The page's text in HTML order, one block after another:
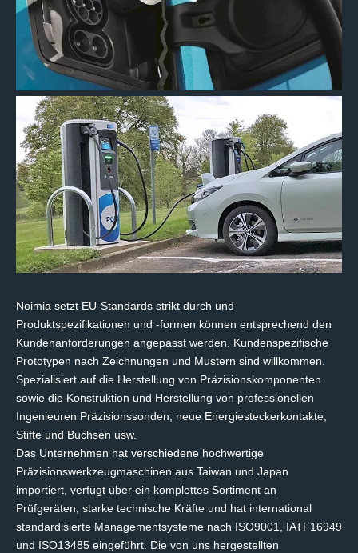
Noimia setzt EU-Standards strikt durch und
Produktspezifikationen und -formen können entsprechend den
Kundenanforderungen angepasst werden. Kundenspezifische
Prototypen nach Zeichnungen und Mustern sind willkommen.
Spezialisiert auf die Herstellung von Präzisionskomponenten
sowie die Konstruktion und Herstellung von professionellen
Ingenieuren Präzisionssonden, neue Energiesteckerkontakte,
Stifte und Buchsen usw.
Das Unternehmen hat verschiedene hochwertige
Präzisionswerkzeugmaschinen aus Taiwan und Japan
importiert, verfügt über ein komplettes Sortiment an
Prüfgeräten, starke technische Kräfte und hat international
standardisierte Managementsysteme nach ISO9001, IATF16949
und ISO13485 eingeführt. Die von uns hergestellten